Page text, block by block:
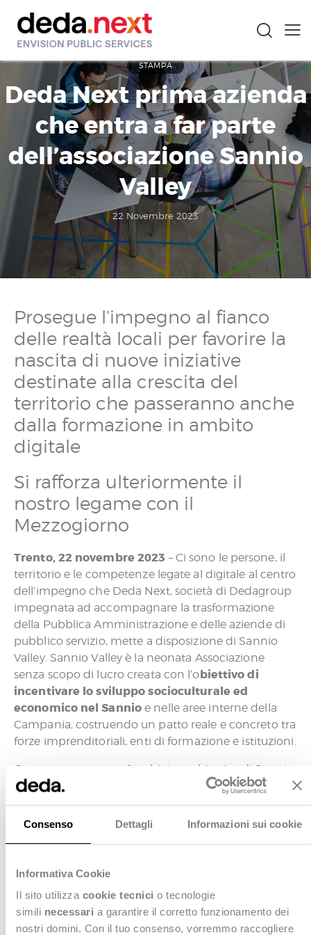
Consenso Dettagli Informazioni sui cookie
Informativa Cookie
Il sito utilizza cookie tecnici o tecnologie
simili necessari a garantire il corretto funzionamento dei
nostri domini. Con il tuo consenso, vorremmo raccogliere
STAMPA
Deda Next prima azienda
che entra a far parte
dell’associazione Sannio
Valley
22 Novembre 2023
Prosegue l’impegno al fianco
delle realtà locali per favorire la
nascita di nuove iniziative
destinate alla crescita del
territorio che passeranno anche
dalla formazione in ambito
digitale
Si rafforza ulteriormente il
nostro legame con il
Mezzogiorno
Trento, 22 novembre 2023 – Ci sono le persone, il
territorio e le competenze legate al digitale al centro
dell’impegno che Deda Next, società di Dedagroup
impegnata ad accompagnare la trasformazione
della Pubblica Amministrazione e delle aziende di
pubblico servizio, mette a disposizione di Sannio
Valley. Sannio Valley è la neonata Associazione
senza scopo di lucro creata con l’obiettivo di
incentivare lo sviluppo socioculturale ed
economico nel Sannio e nelle aree interne della
Campania, costruendo un patto reale e concreto tra
forze imprenditoriali, enti di formazione e istituzioni.
Coerentemente con l’ambizioso obiettivo di Sannio
Valley, Deda Next,
prima impresa a entrare a far
parte dell’Associazione, si impegna a favorire il
fiorire di nuove iniziative in questo territorio,
eorientamento verso i giovani
realizzando attività dicoaching. Deda Next
collaborerà, inoltre, con gli enti di formazione del